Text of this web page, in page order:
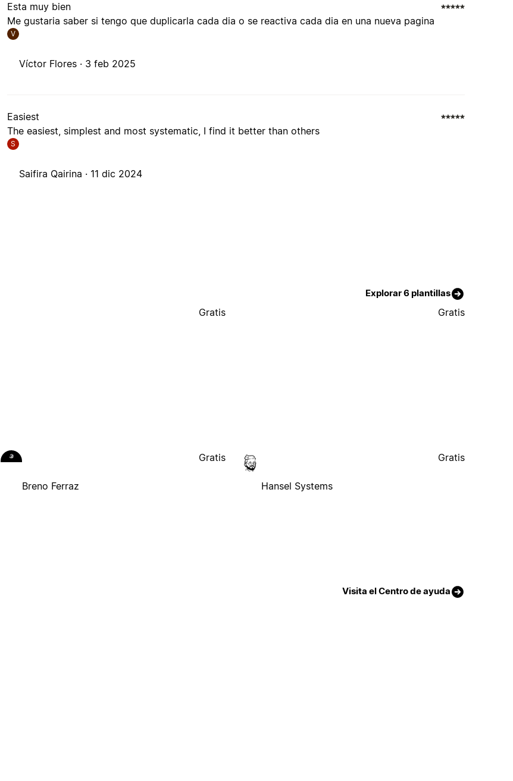
Esta muy bien
Me gustaria saber si tengo que duplicarla cada dia o se reactiva cada dia en una nueva pagina
V
Víctor Flores · 3 feb 2025
Easiest
The easiest, simplest and most systematic, I find it better than others
S
Saifira Qairina · 11 dic 2024
Explorar 6 plantillas
Gratis Gratis
Breno Ferraz
Gratis
Hansel Systems
Gratis
Visita el Centro de ayuda